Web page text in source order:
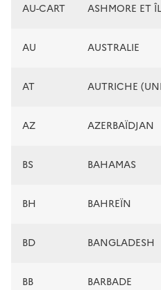
AU-CART ASHMORE ET
AU AUSTRALIE
AT AUTRICHE
AZ AZERBAÏDJAN
BS BAHAMAS
BH BAHREÏN
BD BANGLADESH
BB BARBADE